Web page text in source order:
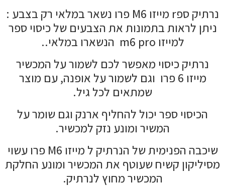
נרתיק ספr מייזו M6 פרו נשאר במלאי רק בצבע :
ניתן לראות בתמונות את הצבעים של כיסוי ספר
למייזו m6 pro הנשארו במלאי..
נרתיק כיסוי מאפשר לכם לשמור על המכשיר
מייזו 6 פרו וגם לשמור על אופנה, עם מוצר
שמתאים לכל גיל.
הכיסוי ספר יכול להחליף ארנק וגם שומר על
המשיר ומונע נזק למכשיר.
שיכבה הפנימית של הנרתיק ל מייזו M6 פרו עשוי
מסיליקון קשיח שעוטף את המכשיר ומונע החלקת
המכשיר מחוץ לנרתיק.